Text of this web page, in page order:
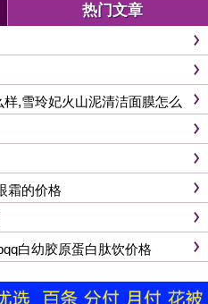
热门文章
,雪玲妃火山泥清洁面膜怎么
霜的价格
白幼胶原蛋白肽饮价格